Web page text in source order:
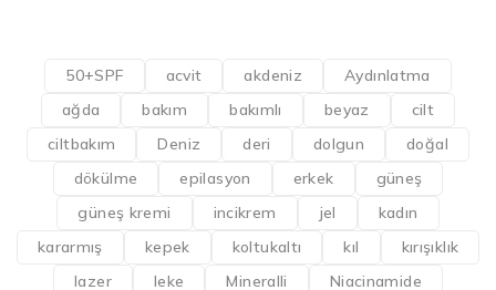
50+SPF acvit akdeniz
Aydınlatma
ağda
bakım bakımlı beyaz
cilt
ciltbakım
Deniz deri dolgun
doğal
dökülme
epilasyon erkek
güneş
güneş kremi
incikrem jel
kadın
kararmış
kepek koltukaltı kıl
kırışıklık
lazer
leke Mineralli Niacinamide